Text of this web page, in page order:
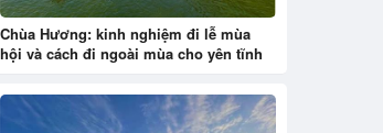
Chùa Hương: kinh nghiệm đi lễ mùa
hội và cách đi ngoài mùa cho yên tĩnh